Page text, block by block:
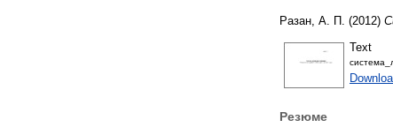
Разан, А. П. (2012)
Text
Резюме